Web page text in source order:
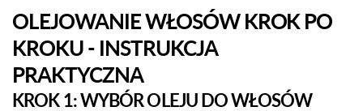
OLEJOWANIE WŁOSÓW KROK PO
KROKU - INSTRUKCJA
PRAKTYCZNA
KROK 1: WYBÓR OLEJU DO WŁOSÓW